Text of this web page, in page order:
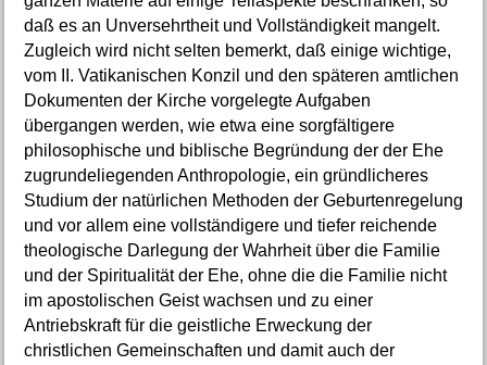
daß es an Unversehrtheit und Vollständigkeit mangelt.
Zugleich wird nicht selten bemerkt, daß einige wichtige,
vom II. Vatikanischen Konzil und den späteren amtlichen
Dokumenten der Kirche vorgelegte Aufgaben
übergangen werden, wie etwa eine sorgfältigere
philosophische und biblische Begründung der der Ehe
zugrundeliegenden Anthropologie, ein gründlicheres
Studium der natürlichen Methoden der Geburtenregelung
und vor allem eine vollständigere und tiefer reichende
theologische Darlegung der Wahrheit über die Familie
und der Spiritualität der Ehe, ohne die die Familie nicht
im apostolischen Geist wachsen und zu einer
Antriebskraft für die geistliche Erweckung der
christlichen Gemeinschaften und damit auch der